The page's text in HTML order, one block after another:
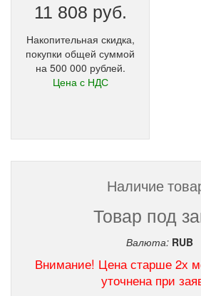
11 808 руб.
Накопительная скидка,
покупки общей суммой
на 500 000 рублей.
Цена с НДС
Наличие
Товар под
Валюта: RUB
Внимание! Цена старше 2х
уточнена при